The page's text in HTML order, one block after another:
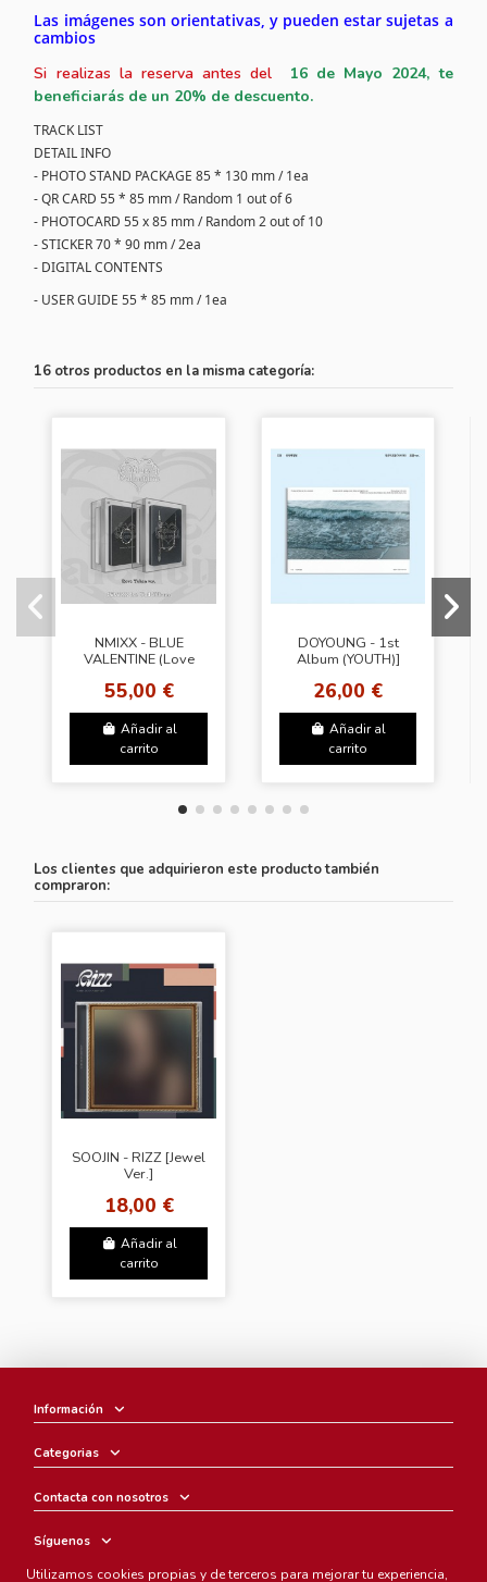
Las imágenes son orientativas, y pueden estar sujetas a
cambios
Si realizas la reserva antes del
16 de Mayo 2024, te
beneficiarás de un 20% de descuento.
TRACK LIST
DETAIL INFO
- PHOTO STAND PACKAGE 85 * 130 mm / 1ea
- QR CARD 55 * 85 mm / Random 1 out of 6
- PHOTOCARD 55 x 85 mm / Random 2 out of 10
- STICKER 70 * 90 mm / 2ea
- DIGITAL CONTENTS
- USER GUIDE 55 * 85 mm / 1ea
16 otros productos en la misma categoría:
NMIXX - BLUE
VALENTINE (Love
55,00 €
Añadir al
carrito
DOYOUNG - 1st
Album (YOUTH)]
26,00 €
Añadir al
carrito
Los clientes que adquirieron este producto también
compraron:
SOOJIN - RIZZ [Jewel
Ver.]
18,00 €
Añadir al
carrito
Información
Categorias
Contacta con nosotros
Síguenos
Utilizamos cookies propias y de terceros para mejorar tu experiencia,